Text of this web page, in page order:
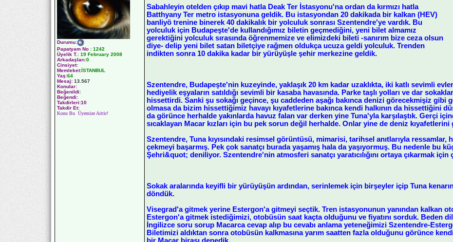
Durumu:
Papatyam No : 1242
Üyelik T. : 19 February 2008
Arkadaşları:0
Cinsiyet:
Memleket:İSTANBUL
Yaş:64
Mesaj: 13.567
Konular:
Beğenildi:
Beğendi:
Takdirleri:10
Takdir Et:
Konu Bu Üyemize Aittir!
Sabahleyin otelden çıkıp mavi hatla Deak Ter İstasyonu'na ordan da kırmızı hatla
Batthyany Ter metro istasyonuna geldik. Bu istasyondan 20 dakikada bir kalkan (HEV)
banliyö trenine binerek 40 dakikalık bir yolculuk sonrası Szentendre'ye vardık. Bu
yolculuk için Budapeşte'de kullandığımız biletin geçmediğini, yeni bilet almamız
gerektiğini yolculuk sırasında öğrenmemize ve elimizdeki bileti -sanırım bize ceza olsun
diye- delip yeni bilet satan biletçiye rağmen oldukça ucuza geldi yolculuk. Trenden
indikten sonra 10 dakika kadar bir yürüyüşle şehir merkezine geldik.
Szentendre, Budapeşte'nin kuzeyinde, yaklaşık 20 km kadar uzaklıkta, iki katlı sevimli
hediyelik eşyaların satıldığı sevimli bir kasaba havasında. Parke taşlı yolları ve dar
hissettirdi. Sanki şu sokağı geçince, şu caddeden aşağı bakınca denizi görecekmişiz gibi
olmasa da bizim hissettiğimiz havayı kıyafetlerine bakınca kendi halkının da hissettiğini
da görünce herhalde yakınlarda havuz falan var derken yine Tuna'yla karşılaştık. Gerçi
sıcaklayan Macar kızları için bu pek sorun değil herhalde. Onlar yine de deniz
Szentendre, Tuna kıyısındaki resimsel görüntüsü, mimarisi, tarihsel anıtlarıyla ressamlar,
çekmeyi başarmış. Pek çok sanatçı burada yaşamış hala da yaşıyormuş. Bu nedenle bu
Şehri&quot; deniliyor. Szentendre'nin atmosferi sanatçı yaratıcılığını ortaya çıkarmak için
Sokak aralarında keyifli bir yürüyüşün ardından, serinlemek için birşeyler içip Tuna
döndük.
Visegrad'a gitmek yerine Estergon'a gitmeyi seçtik. Tren istasyonunun yanından kalkan
Estergon'a gitmek istediğimizi, otobüsün saat kaçta olduğunu ve fiyatını sorduk. Beden
İngilizce soru sorup Macarca cevap alıp bu cevabı anlama yeteneğimizi Szentendre-
Biletimizi aldıktan sonra otobüsün kalkmasına yarım saatten fazla olduğunu görünce